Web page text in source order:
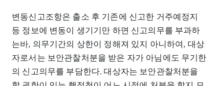
변동신고조항은 출소 후 기존에 신고한 거주예정지
등 정보에 변동이 생기기만 하면 신고의무를 부과하
는바, 의무기간의 상한이 정해져 있지 아니하여, 대상
자로서는 보안관찰처분을 받은 자가 아님에도 무기한
의 신고의무를 부담한다. 대상자는 보안관찰처분을